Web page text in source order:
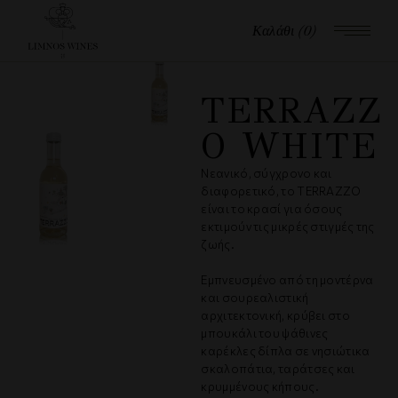
Καλάθι (0)
TERRAZZ
O WHITE
Νεανικό, σύγχρονο και
διαφορετικό, το TERRAZZO
είναι το κρασί για όσους
εκτιμούν τις μικρές στιγμές της
ζωής.
Εμπνευσμένο από τη μοντέρνα
και σουρεαλιστική
αρχιτεκτονική, κρύβει στο
μπουκάλι του ψάθινες
καρέκλες δίπλα σε νησιώτικα
σκαλοπάτια, ταράτσες και
κρυμμένους κήπους.